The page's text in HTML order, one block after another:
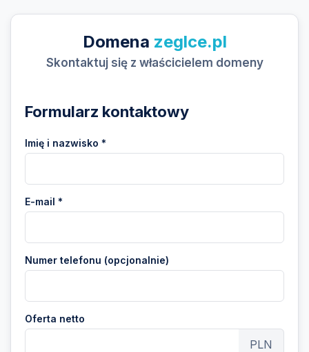
Domena zeglce.pl
Skontaktuj się z właścicielem domeny
Formularz kontaktowy
Imię i nazwisko *
E-mail *
Numer telefonu (opcjonalnie)
Oferta netto
PLN